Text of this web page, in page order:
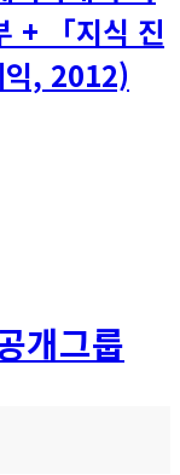
+ 「지식 진
익, 2012)
개그룹